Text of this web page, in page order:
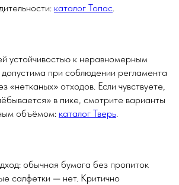
каталог Топас.
устойчивостью к неравномерным
при соблюдении регламента
«нетканых» отходов. Если чувствуете,
в пике, смотрите варианты
объёмом: каталог Тверь.
обычная бумага без пропиток
салфетки — нет. Критично